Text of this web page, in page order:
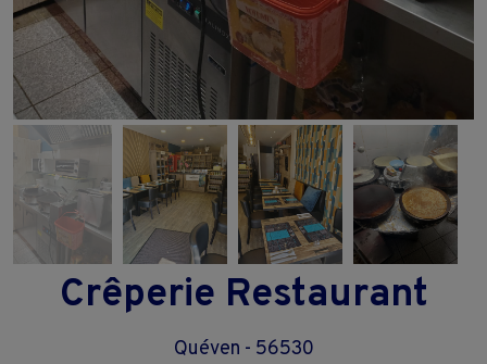
Crêperie Restaurant
Quéven - 56530